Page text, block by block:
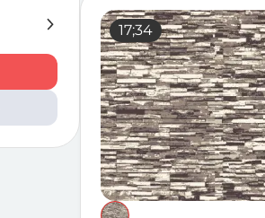
17;34